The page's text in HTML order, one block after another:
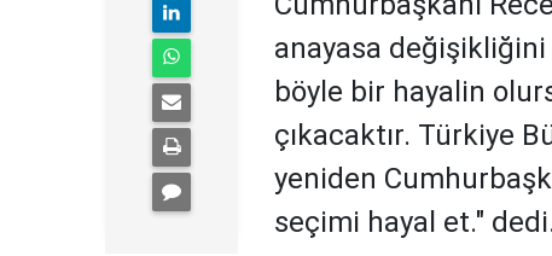
anayasa değişikliğini
böyle bir hayalin
çıkacaktır. Türkiye
yeniden
seçimi hayal et."